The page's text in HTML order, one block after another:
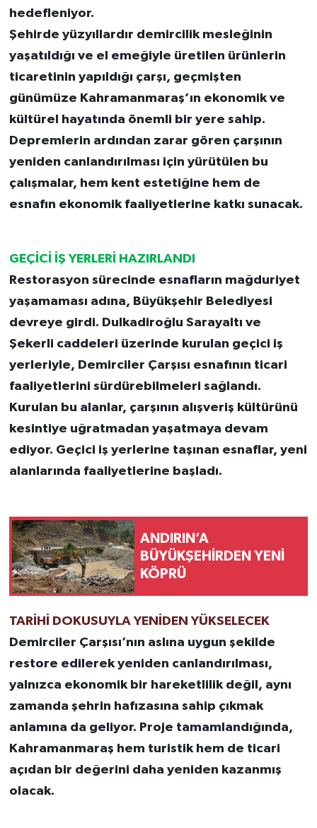
hedefleniyor.
Şehirde yüzyıllardır demircilik mesleğinin
yaşatıldığı ve el emeğiyle üretilen ürünlerin
ticaretinin yapıldığı çarşı, geçmişten
günümüze Kahramanmaraş’ın ekonomik ve
kültürel hayatında önemli bir yere sahip.
Depremlerin ardından zarar gören çarşının
yeniden canlandırılması için yürütülen bu
çalışmalar, hem kent estetiğine hem de
esnafın ekonomik faaliyetlerine katkı sunacak.
GEÇİCİ İŞ YERLERİ HAZIRLANDI
Restorasyon sürecinde esnafların mağduriyet
yaşamaması adına, Büyükşehir Belediyesi
devreye girdi. Dulkadiroğlu Sarayaltı ve
Şekerli caddeleri üzerinde kurulan geçici iş
yerleriyle, Demirciler Çarşısı esnafının ticari
faaliyetlerini sürdürebilmeleri sağlandı.
Kurulan bu alanlar, çarşının alışveriş kültürünü
kesintiye uğratmadan yaşatmaya devam
ediyor. Geçici iş yerlerine taşınan esnaflar, yeni
alanlarında faaliyetlerine başladı.
ANDIRIN’A
BÜYÜKŞEHİRDEN YENİ
KÖPRÜ
TARİHİ DOKUSUYLA YENİDEN YÜKSELECEK
Demirciler Çarşısı’nın aslına uygun şekilde
restore edilerek yeniden canlandırılması,
yalnızca ekonomik bir hareketlilik değil, aynı
zamanda şehrin hafızasına sahip çıkmak
anlamına da geliyor. Proje tamamlandığında,
Kahramanmaraş hem turistik hem de ticari
açıdan bir değerini daha yeniden kazanmış
olacak.